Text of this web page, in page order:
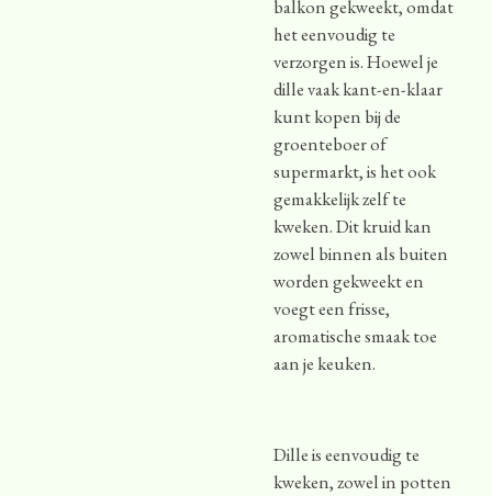
balkon gekweekt, omdat
het eenvoudig te
verzorgen is. Hoewel je
dille vaak kant-en-klaar
kunt kopen bij de
groenteboer of
supermarkt, is het ook
gemakkelijk zelf te
kweken. Dit kruid kan
zowel binnen als buiten
worden gekweekt en
voegt een frisse,
aromatische smaak toe
aan je keuken.
Dille is eenvoudig te
kweken, zowel in potten